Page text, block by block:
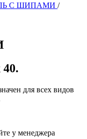
С ШИПАМИ /
для всех видов
у менеджера